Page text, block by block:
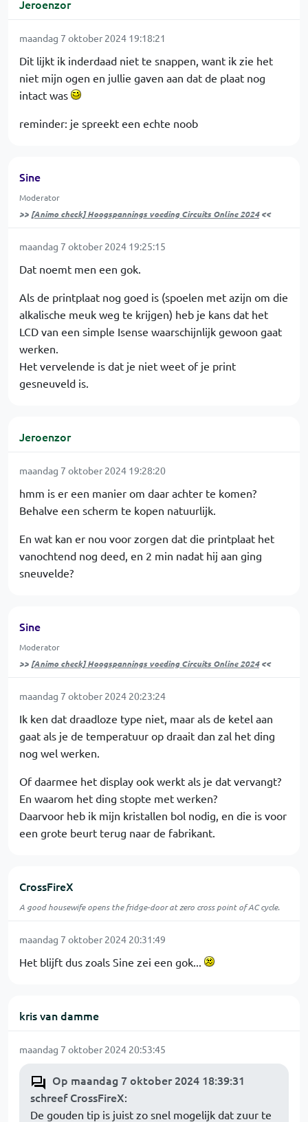
Jeroenzor
maandag 7 oktober 2024 19:18:21
Dit lijkt ik inderdaad niet te snappen, want ik zie het
niet mijn ogen en jullie gaven aan dat de plaat nog
intact was
reminder: je spreekt een echte noob
Sine
Moderator
>> [Animo check] Hoogspannings voeding Circuits Online 2024<<
maandag 7 oktober 2024 19:25:15
Dat noemt men een gok.
Als de printplaat nog goed is (spoelen met azijn om die
alkalische meuk weg te krijgen) heb je kans dat het
LCD van een simple Isense waarschijnlijk gewoon gaat
werken.
Het vervelende is dat je niet weet of je print
gesneuveld is.
Jeroenzor
maandag 7 oktober 2024 19:28:20
hmm is er een manier om daar achter te komen?
Behalve een scherm te kopen natuurlijk.
En wat kan er nou voor zorgen dat die printplaat het
vanochtend nog deed, en 2 min nadat hij aan ging
sneuvelde?
Sine
Moderator
>> [Animo check] Hoogspannings voeding Circuits Online 2024<<
maandag 7 oktober 2024 20:23:24
Ik ken dat draadloze type niet, maar als de ketel aan
gaat als je de temperatuur op draait dan zal het ding
nog wel werken.
Of daarmee het display ook werkt als je dat vervangt?
En waarom het ding stopte met werken?
Daarvoor heb ik mijn kristallen bol nodig, en die is voor
een grote beurt terug naar de fabrikant.
CrossFireX
A good housewife opens the fridge-door at zero cross point of AC cycle.
maandag 7 oktober 2024 20:31:49
Het blijft dus zoals Sine zei een gok...
kris van damme
maandag 7 oktober 2024 20:53:45
Op maandag 7 oktober 2024 18:39:31
schreef CrossFireX:
De gouden tip is juist zo snel mogelijk dat zuur te